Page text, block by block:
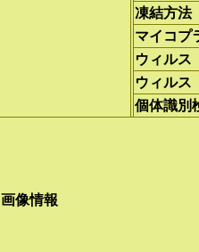
凍結方法
マイコプ
ウィルス
ウィルス
個体識別
画像情報